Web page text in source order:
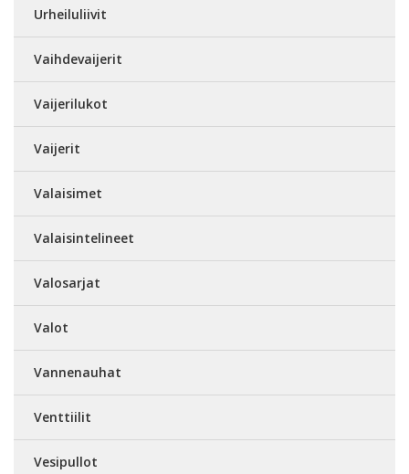
Urheiluliivit
Vaihdevaijerit
Vaijerilukot
Vaijerit
Valaisimet
Valaisintelineet
Valosarjat
Valot
Vannenauhat
Venttiilit
Vesipullot